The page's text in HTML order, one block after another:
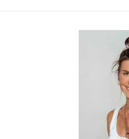
ICONS
SIDEBAR